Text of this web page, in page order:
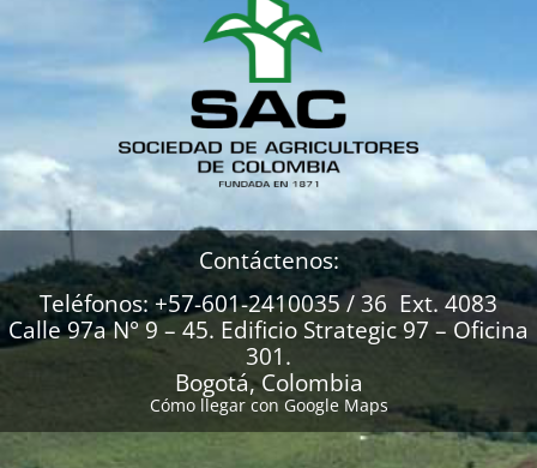
Contáctenos:
Teléfonos: +57-601-2410035 / 36 Ext. 4083
Calle 97a N° 9 – 45. Edificio Strategic 97 – Oficina
301.
Bogotá, Colombia
Cómo llegar con Google Maps